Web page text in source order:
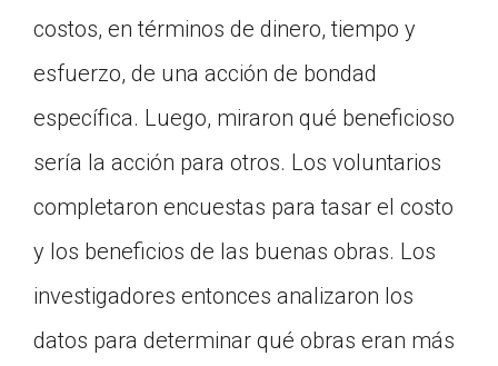
costos, en términos de dinero, tiempo y
esfuerzo, de una acción de bondad
específica. Luego, miraron qué beneficioso
sería la acción para otros. Los voluntarios
completaron encuestas para tasar el costo
y los beneficios de las buenas obras. Los
investigadores entonces analizaron los
datos para determinar qué obras eran más